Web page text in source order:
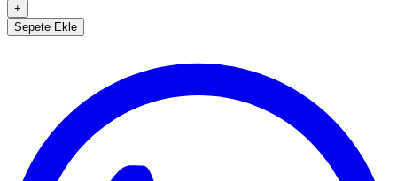
+
Sepete Ekle